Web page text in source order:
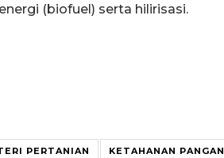
(biofuel) serta hilirisasi.
PERTANIAN KETAHANAN PANGAN